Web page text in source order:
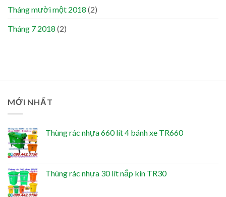
Tháng mười một 2018 (2)
Tháng 7 2018 (2)
MỚI NHẤT
Thùng rác nhựa 660 lít 4 bánh xe TR660
Thùng rác nhựa 30 lít nắp kín TR30